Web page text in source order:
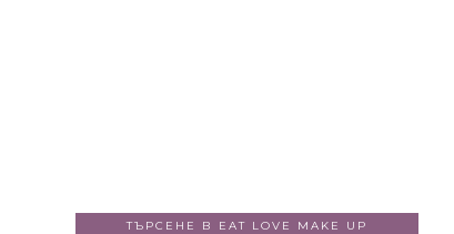
ТЪРСЕНЕ В EAT LOVE MAKE UP